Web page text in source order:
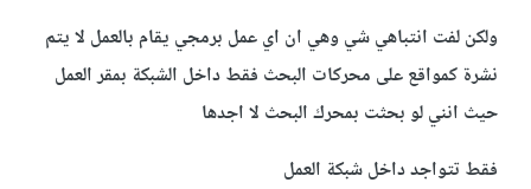
ولكن لفت انتباهي شي وهي ان اي عمل برمجي يقام بالعمل لا يتم
نشرة كمواقع على محركات البحث فقط داخل الشبكة بمقر العمل
حيث انني لو بحثت بمحرك البحث لا اجدها
فقط تتواجد داخل شبكة العمل